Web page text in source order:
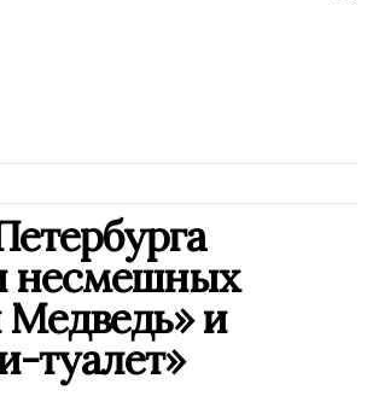
несмешных
и
туалет»